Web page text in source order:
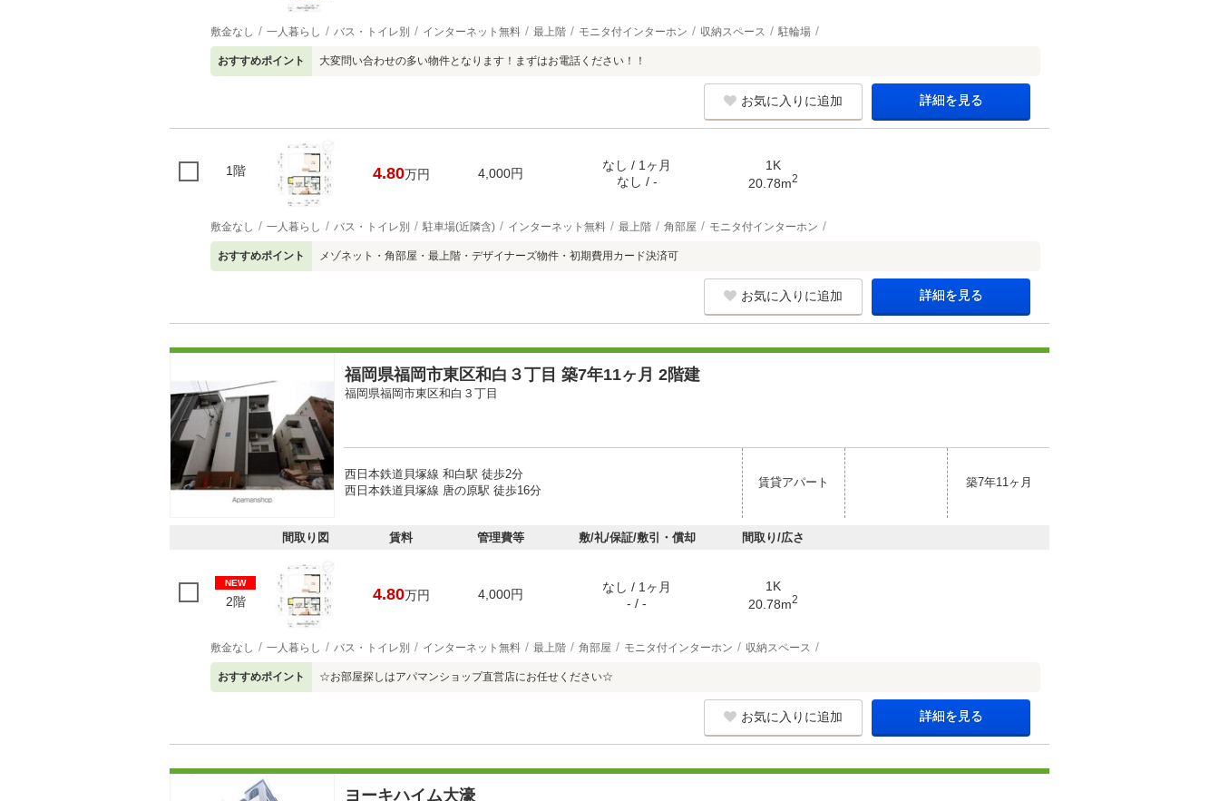
敷金なし 一人暮らし バス・トイレ別 インターネット無料 最上階 モニタ付インターホン 収納スペース 駐輪場
おすすめポイント 大変問い合わせの多い物件となります！まずはお電話ください！！
お気に入りに追加 詳細を見る
1階 4.80万円 4,000円
なし / 1ヶ月
なし / -
1K
20.78m2
敷金なし 一人暮らし バス・トイレ別 駐車場(近隣含) インターネット無料 最上階 角部屋 モニタ付インターホン
おすすめポイント メゾネット・角部屋・最上階・デザイナーズ物件・初期費用カード決済可
お気に入りに追加 詳細を見る
福岡県福岡市東区和白３丁目 築7年11ヶ月 2階建
福岡県福岡市東区和白３丁目
西日本鉄道貝塚線 和白駅 徒歩2分
西日本鉄道貝塚線 唐の原駅 徒歩16分
賃貸アパート 築7年11ヶ月
間取り図 賃料 管理費等 敷/礼/保証/敷引・償却 間取り/広さ
NEW
2階 4.80万円 4,000円
なし / 1ヶ月
- / -
1K
20.78m2
敷金なし 一人暮らし バス・トイレ別 インターネット無料 最上階 角部屋 モニタ付インターホン 収納スペース
おすすめポイント ☆お部屋探しはアパマンショップ直営店にお任せください☆
お気に入りに追加 詳細を見る
ヨーキハイム大濠